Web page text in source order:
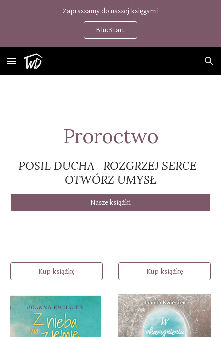
Zapraszamy do naszej księgarni
BlueStart
Proroctwo
POSIL DUCHA ROZGRZEJ SERCE
OTWÓRZ UMYSŁ
Nasze książki
Kup książkę Kup książkę